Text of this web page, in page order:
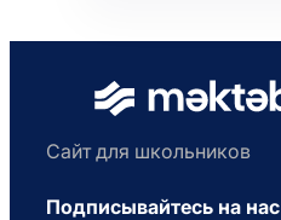
Сайт для школьников
Подписывайтесь на нас